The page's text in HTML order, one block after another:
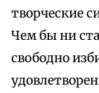
творческие
Чем бы ни
свободно